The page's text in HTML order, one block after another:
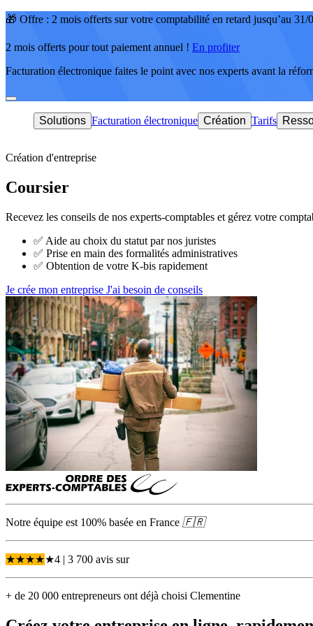
🎁 Offre : 2 mois offerts sur votre comptabilité en retard jusqu’au 31/
2 mois offerts pour tout paiement annuel ! En profiter
Facturation électronique faites le point avec nos experts avant la
Solutions Facturation électronique Création Tarifs
Création d'entreprise
Coursier
Recevez les conseils de nos experts-comptables et gérez votre
✅ Aide au choix du statut par nos juristes
✅ Prise en main des formalités administratives
✅ Obtention de votre K-bis rapidement
Je crée mon entreprise J'ai besoin de conseils
Notre équipe est 100% basée en France 🇫🇷
★★★★★4 | 3 700 avis sur
+ de 20 000 entrepreneurs ont déjà choisi Clementine